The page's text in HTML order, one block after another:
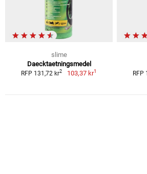
slime
Daecktaetningsmedel
RFP 131,72 kr2 103,37 kr1 RFP